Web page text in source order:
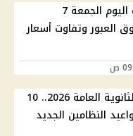
أسعار الخضار والفاكهة اليوم الجمعة 7
في سوق العبور وتفاوت أسعار
امتحانات الدور الثاني للثانوية العامة 2026.. 10
النظامين الجديد